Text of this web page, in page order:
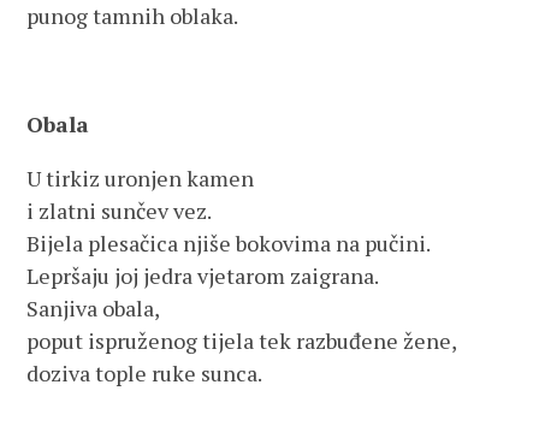
punog tamnih oblaka.
Obala
U tirkiz uronjen kamen
i zlatni sunčev vez.
Bijela plesačica njiše bokovima na pučini.
Lepršaju joj jedra vjetarom zaigrana.
Sanjiva obala,
poput ispruženog tijela tek razbuđene žene,
doziva tople ruke sunca.